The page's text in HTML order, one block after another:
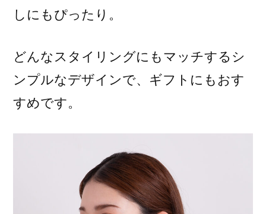
しにもぴったり。
どんなスタイリングにもマッチするシ
ンプルなデザインで、ギフトにもおす
すめです。